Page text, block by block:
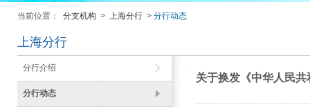
当前位置： 分支机构 > 上海分行 > 分行动态
上海分行
分行介绍
分行动态
关于换发《中华人民